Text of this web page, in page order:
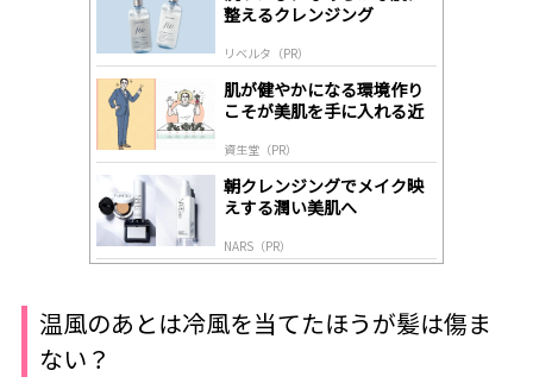
整えるクレンジング
リベルタ（PR）
肌が健やかになる環境作り
こそが美肌を手に入れる近
資生堂（PR）
朝クレンジングでメイク映
えする潤い美肌へ
NARS（PR）
温風のあとは冷風を当てたほうが髪は傷ま
ない？